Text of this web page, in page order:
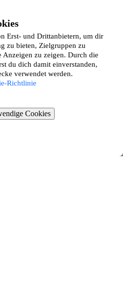
Erst- und Drittanbietern, um dir
zu bieten, Zielgruppen zu
Anzeigen zu zeigen. Durch die
du dich damit einverstanden,
verwendet werden.
Richtlinie
Cookies
Wünsche mit den Angaben